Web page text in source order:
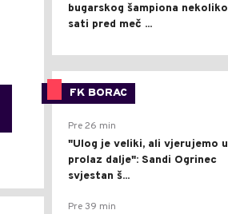
bugarskog šampiona nekoliko
sati pred meč ...
FK BORAC
Pre 26 min
"Ulog je veliki, ali vjerujemo u
prolaz dalje": Sandi Ogrinec
svjestan š...
Pre 39 min